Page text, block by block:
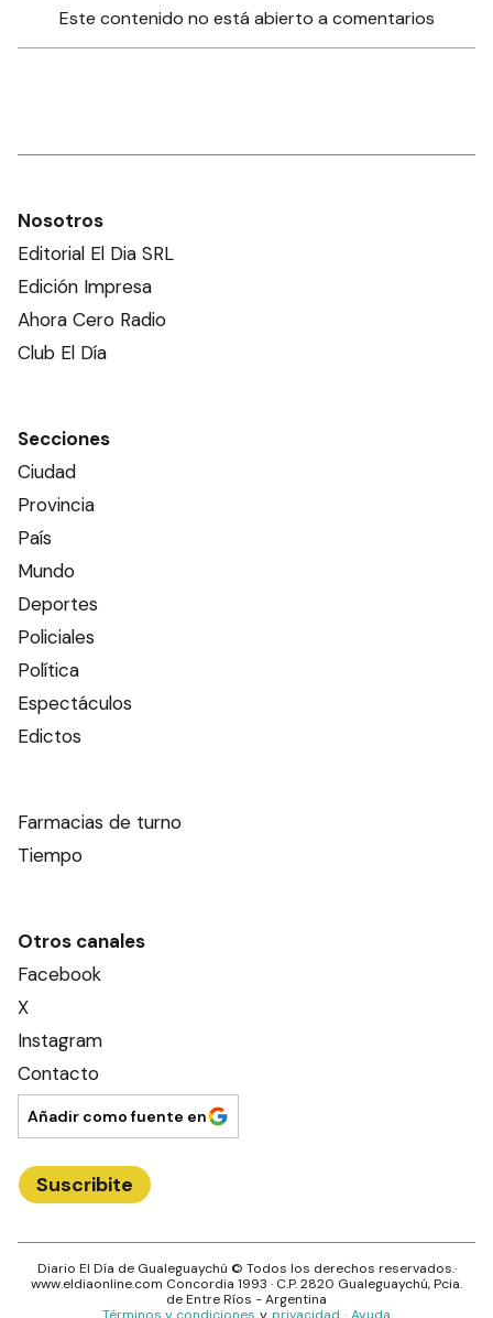
Este contenido no está abierto a comentarios
Nosotros
Editorial El Dia SRL
Edición Impresa
Ahora Cero Radio
Club El Día
Secciones
Ciudad
Provincia
País
Mundo
Deportes
Policiales
Política
Espectáculos
Edictos
Farmacias de turno
Tiempo
Otros canales
Facebook
X
Instagram
Contacto
Añadir como fuente en
Suscribite
Diario El Día de Gualeguaychú © Todos los derechos reservados.·
www.eldiaonline.com Concordia 1993 · C.P.2820 Gualeguaychú, Pcia.
deEntre Ríos - Argentina